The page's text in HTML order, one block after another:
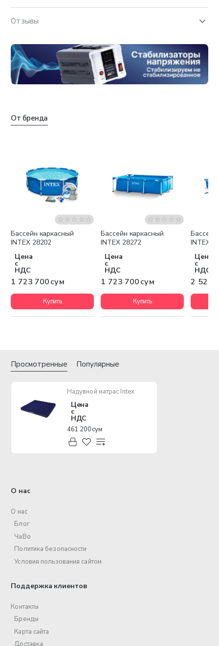
Отзывы
От бренда
Бесплатная доставка
Бассейн каркасный
INTEX 28202
Цена
с
НДС
1 723 700 сум
Купить
Бесплатная доставка
Бассейн каркасный
INTEX 28272
Цена
с
НДС
1 723 700 сум
Купить
INTEX
Цена
с
НДС
2 528
Просмотренные Популярные
Надувной матрас Intex
Цена
с
НДС
461 200 сум
О нас
О нас
Блог
ЧаВо
Политика безопасности
Условия пользования сайтом
Поддержка клиентов
Контакты
Бренды
Карта сайта
Доставка